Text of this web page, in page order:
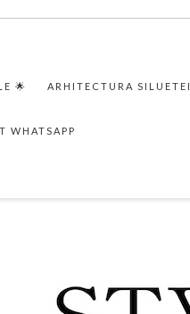
🌟 ARHITECTURA SILUETEI
WHATSAPP